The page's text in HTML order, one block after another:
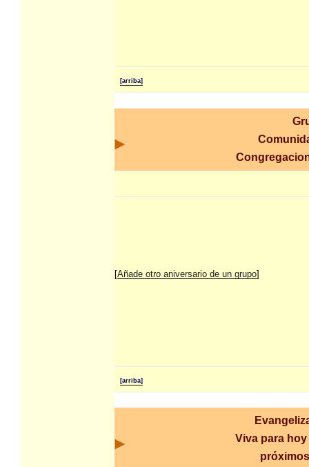
[arriba]
[Añade otro aniversario de un grupo]
[arriba]
Viva para